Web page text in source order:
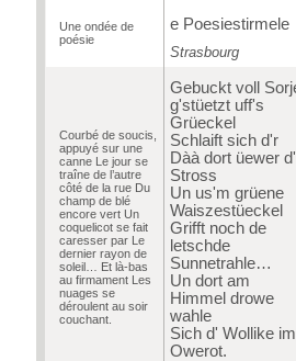
Une ondée de
poésie
e Poesiestirmele
Strasbourg
Courbé de soucis,
appuyé sur une
canne Le jour se
traîne de l’autre
côté de la rue Du
champ de blé
encore vert Un
coquelicot se fait
caresser par Le
dernier rayon de
soleil… Et là-bas
au firmament Les
nuages se
déroulent au soir
couchant.
Gebuckt voll
g'stüetzt uff's
Grüeckel
Schlaift sich d'r
Dàà dort üewer d'
Stross
Un us'm grüene
Waiszestüeckel
Grifft noch de
letschde
Sunnetrahle…
Un dort am
Himmel drowe
wahle
Sich d' Wollike im
Owerot.